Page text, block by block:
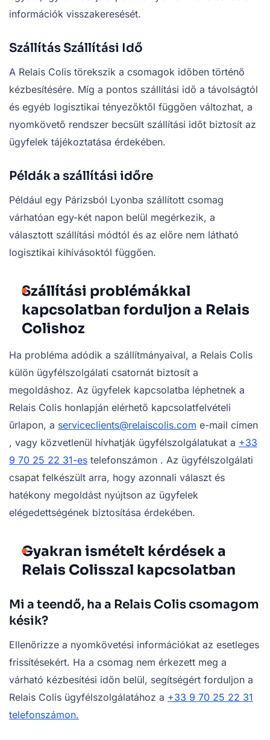
információk visszakeresését.
Szállítás Szállítási Idő
A Relais Colis törekszik a csomagok időben történő
kézbesítésére. Míg a pontos szállítási idő a távolságtól
és egyéb logisztikai tényezőktől függően változhat, a
nyomkövető rendszer becsült szállítási időt biztosít az
ügyfelek tájékoztatása érdekében.
Példák a szállítási időre
Például egy Párizsból Lyonba szállított csomag
várhatóan egy-két napon belül megérkezik, a
választott szállítási módtól és az előre nem látható
logisztikai kihívásoktól függően.
Szállítási problémákkal
kapcsolatban forduljon a Relais
Colishoz
Ha probléma adódik a szállítmányaival, a Relais Colis
külön ügyfélszolgálati csatornát biztosít a
megoldáshoz. Az ügyfelek kapcsolatba léphetnek a
Relais Colis honlapján elérhető kapcsolatfelvételi
űrlapon, a serviceclients@relaiscolis.com e-mail címen
, vagy közvetlenül hívhatják ügyfélszolgálatukat a +33
9 70 25 22 31-es telefonszámon . Az ügyfélszolgálati
csapat felkészült arra, hogy azonnali választ és
hatékony megoldást nyújtson az ügyfelek
elégedettségének biztosítása érdekében.
Gyakran ismételt kérdések a
Relais Colisszal kapcsolatban
Mi a teendő, ha a Relais Colis csomagom
késik?
Ellenőrizze a nyomkövetési információkat az esetleges
frissítésekért. Ha a csomag nem érkezett meg a
várható kézbesítési időn belül, segítségért forduljon a
Relais Colis ügyfélszolgálatához a +33 9 70 25 22 31
telefonszámon.